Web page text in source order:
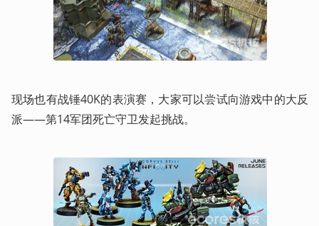
现场也有战锤40K的表演赛，大家可以尝试向游戏中的大反
派——第14军团死亡守卫发起挑战。